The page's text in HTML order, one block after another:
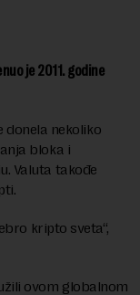
je 2011. godine
donela nekoliko
bloka i
Valuta takođe
kripto sveta“,
ovom globalnom